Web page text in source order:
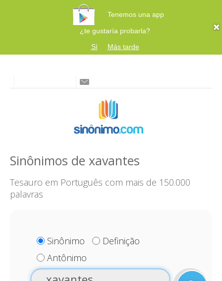
Tenemos una app
¿te gustaría probarla?
Sí
Más tarde
Sinônimos de xavantes
Tesauro em Português com mais de 150.000
palavras
Sinônimo
Definição
Antônimo